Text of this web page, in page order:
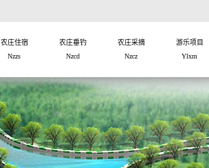
农庄住宿
Nzzs
农庄垂钓
Nzcd
农庄采摘
Nzcz
游乐项目
Ylxm